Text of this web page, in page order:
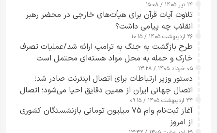
۱۴ تیر ۱۴۰۵ / ۱۵:۰۸
تلاوت آیات قرآن برای هیأت‌های خارجی در محضر رهبر
انقلاب چه پیامی داشت؟
۲۶ اردیبهشت ۱۴۰۵ / ۱۰:۱۵
طرح‌ بازگشت به جنگ به ترامپ ارائه شد/عملیات تصرف
خارک و حمله به محل مواد هسته‌ای محتمل است
۰۵ خرداد ۱۴۰۵ / ۱۳:۲۸
دستور وزیر ارتباطات برای اتصال اینترنت صادر شد؛
اتصال جهانی ایران از همین دقایق احیا می‌شود؛ اتصال
کامل مردم تا ۲۴ ساعت آینده
۲۴ اردیبهشت ۱۴۰۵ / ۰۹:۱۵
آغاز ثبت‌نام وام ۷۵ میلیون تومانی بازنشستگان کشوری
از امروز